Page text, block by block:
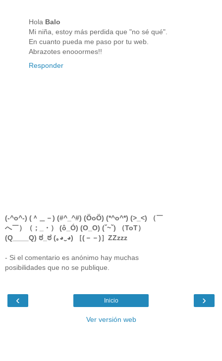
Hola Balo
Mi niña, estoy más perdida que "no sé qué".
En cuanto pueda me paso por tu web.
Abrazotes enooormes!!
Responder
(-^o^-) (＾＿－) (#^_^#) (ÖoÖ) (*^o^*) (>_<) （￣
へ￣）（；_・） (ô_Ó) (O_O) (ˇ~ˇ) （ToT）
(Q____Q) ಠ_ಠ (｡◕‿◕) ［(－－)］ZZzzz
- Si el comentario es anónimo hay muchas
posibilidades que no se publique.
‹ ›
Inicio
Ver versión web